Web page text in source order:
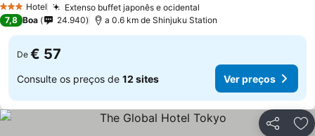
3 EstrelasHotel Extenso buffet japonês e ocidental
7,8 Boa 24.940 a 0.6 km de Shinjuku Station
De € 57
Consulte os preços de 12 sites Ver preços
Partilhar